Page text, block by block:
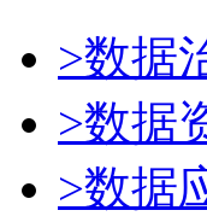
>数据
>数据
>数据